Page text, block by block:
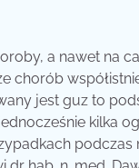
a nawet na
chorób
jest guz to
kilka